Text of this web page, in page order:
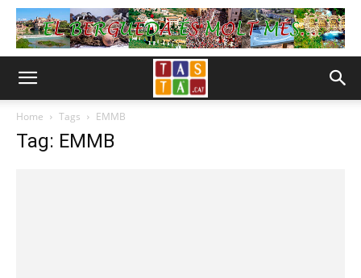
Home Tags EMMB
Tag: EMMB